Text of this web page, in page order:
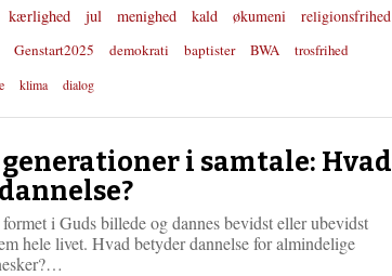
kærlighed jul menighed kald økumeni
religionsfrihed
Genstart2025 demokrati baptister BWA
trosfrihed
klima dialog
generationer i samtale: Hvad
i Guds billede og dannes bevidst eller ubevidst
hele livet. Hvad betyder dannelse for almindelige